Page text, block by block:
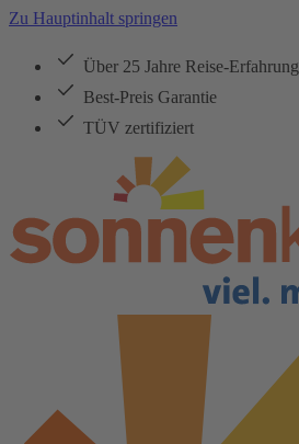
Zu Hauptinhalt springen
Über 25 Jahre Reise-Erfahrung
Best-Preis Garantie
TÜV zertifiziert